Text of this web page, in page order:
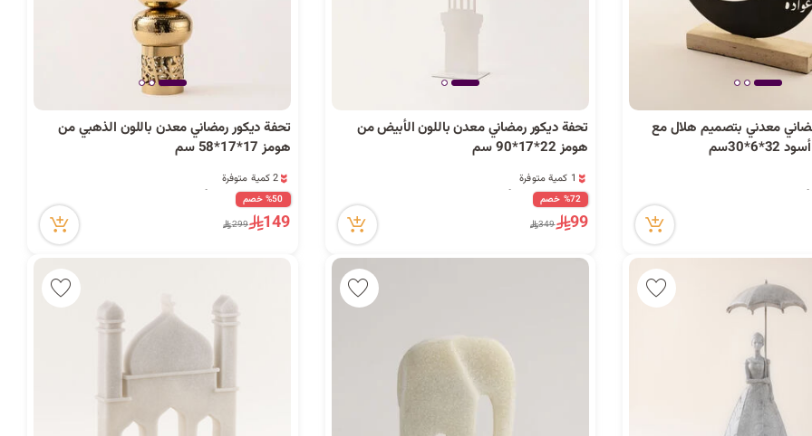
معدني بتصميم هلال مع
تحفة ديكور رمضاني معدن باللون الأبيض من
هومز 22*17*90 سم
1 مشاهدة مؤخراً
1 كمية متوفرة
1 مشاهدة مؤخراً
%72 خصم
99
349
تحفة ديكور رمضاني معدن باللون الذهبي من
هومز 17*17*58 سم
12 مشاهدة مؤخراً
2 كمية متوفرة
12 مشاهدة مؤخراً
%50 خصم
149
299